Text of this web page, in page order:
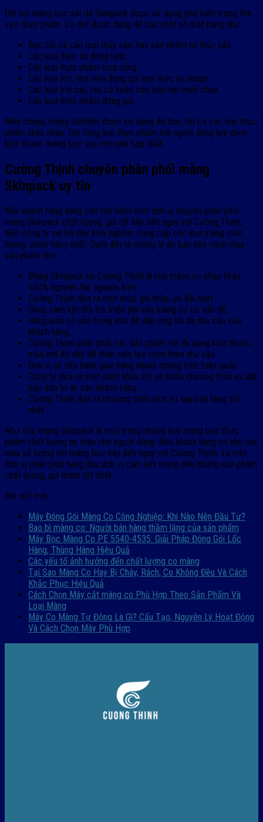
Đối với màng bọc sát da Skinpack được sử dụng phổ biến trong lĩnh
vực thực phẩm. Cụ thể được dùng để bọc một số mặt hàng như:
Bọc tất cả các loại thủy sản, hay sản phẩm từ thủy sản.
Các loại thức ăn đông lạnh.
Các loại thực phẩm tươi sống.
Các loại thịt, thịt viên đóng gói hay thức ăn nhanh.
Các loại trái cây, rau củ hoặc các loại rau muối chua.
Các loại thực phẩm đóng gói.
Nhìn chung, màng Skinfilm được sử dụng để bọc tất cả các loại thực
phẩm khác nhau. Tùy từng loại thực phẩm mà người dùng lựa chọn
kích thước màng bọc sao cho phù hợp nhất.
Cường Thịnh chuyên phân phối màng
Skinpack uy tín
Nếu khách hàng đang cần tìm kiếm một đơn vị chuyên phân phối
màng Skinpack chất lượng, giá tốt hãy đến ngay với Cường Thịnh.
Một công ty với bề dày kinh nghiệm cung cấp các loại màng chất
lượng, chính hãng nhất. Dưới đây là những lý do bạn nên chọn mua
sản phẩm như:
Màng Skinpack tại Cường Thịnh là loại màng co nhập khẩu
100% nguyên đai, nguyên kiện.
Cường Thịnh đưa ra một mức giá thấp, ưu đãi nhất.
Shop cam kết đổi trả miễn phí nếu màng co có vấn đề.
Hàng luôn có sẵn trong kho để đáp ứng tối đa nhu cầu của
khách hàng.
Cường Thịnh phân phối các sản phẩm với đa dạng kích thước,
mẫu mã độ dày để nhân viên lựa chọn theo nhu cầu.
Đơn vị sẽ tiến hành giao hàng nhanh chóng trên toàn quốc.
Công ty đưa ra một chiết khấu tốt và nhiều chương trình ưu đãi
hấp dẫn tri ân các khách hàng.
Cường Thịnh đưa ra chương trình dịch vụ sau bán hàng tốt
nhất.
Như vậy, màng Skinpack là một trong những loại màng bọc thực
phẩm chất lượng an toàn cho người dùng. Nếu khách hàng có nhu cầu
mua số lượng lớn màng bọc hãy đến ngay với Cường Thịnh. Là một
đơn vị phân phối hàng đầu đơn vị cam kết mang đến những sản phẩm
chất lượng, giá thành tốt nhất.
Bài viết mới
Máy Đóng Gói Màng Co Công Nghiệp: Khi Nào Nên Đầu Tư?
Bao bì màng co: Người bán hàng thầm lặng của sản phẩm
Máy Bọc Màng Co PE 5540-4535: Giải Pháp Đóng Gói Lốc
Hàng, Thùng Hàng Hiệu Quả
Các yếu tố ảnh hưởng đến chất lượng co màng
Tại Sao Màng Co Hay Bị Cháy, Rách, Co Không Đều Và Cách
Khắc Phục Hiệu Quả
Cách Chọn Máy cắt màng co Phù Hợp Theo Sản Phẩm Và
Loại Màng
Máy Co Màng Tự Động Là Gì? Cấu Tạo, Nguyên Lý Hoạt Động
Và Cách Chọn Máy Phù Hợp